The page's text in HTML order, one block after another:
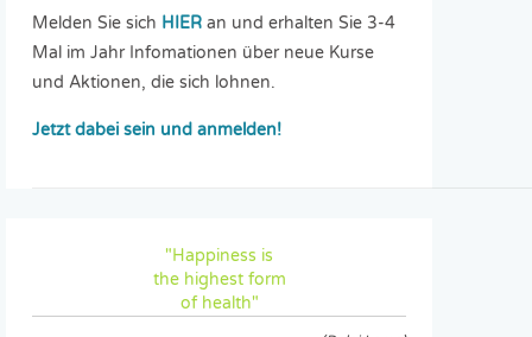
Melden Sie sich HIER an und erhalten Sie 3-4
Mal im Jahr Infomationen über neue Kurse
und Aktionen, die sich lohnen.
Jetzt dabei sein und anmelden!
"Happiness is
the highest form
of health"